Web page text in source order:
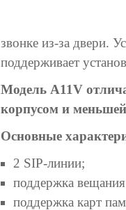
звонке из-за двери.
поддерживает
Модель А11V
корпусом и
Основные
2 SIP-линии;
поддержка
поддержка карт